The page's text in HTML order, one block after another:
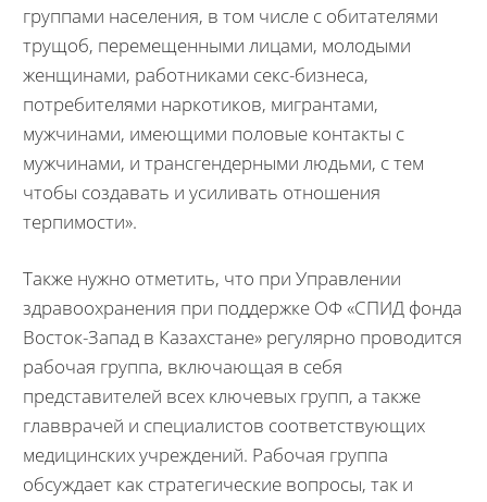
группами населения, в том числе с обитателями
трущоб, перемещенными лицами, молодыми
женщинами, работниками секс-бизнеса,
потребителями наркотиков, мигрантами,
мужчинами, имеющими половые контакты с
мужчинами, и трансгендерными людьми, с тем
чтобы создавать и усиливать отношения
терпимости».
Также нужно отметить, что при Управлении
здравоохранения при поддержке ОФ «СПИД фонда
Восток-Запад в Казахстане» регулярно проводится
рабочая группа, включающая в себя
представителей всех ключевых групп, а также
главврачей и специалистов соответствующих
медицинских учреждений. Рабочая группа
обсуждает как стратегические вопросы, так и